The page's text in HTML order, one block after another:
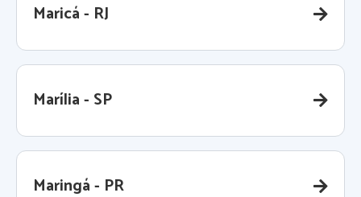
Maricá - RJ
Marília - SP
Maringá - PR